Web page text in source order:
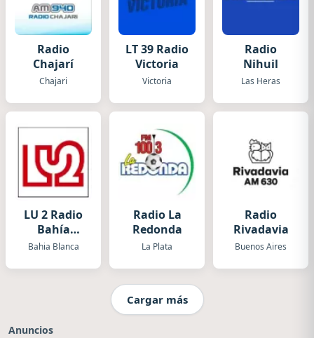
Radio
Chajarí
Chajari
LT 39 Radio
Victoria
Victoria
Radio
Nihuil
Las Heras
LU 2 Radio
Bahía
Blanca
Bahia Blanca
Radio La
Redonda
La Plata
Radio
Rivadavia
Buenos Aires
Cargar más
Anuncios